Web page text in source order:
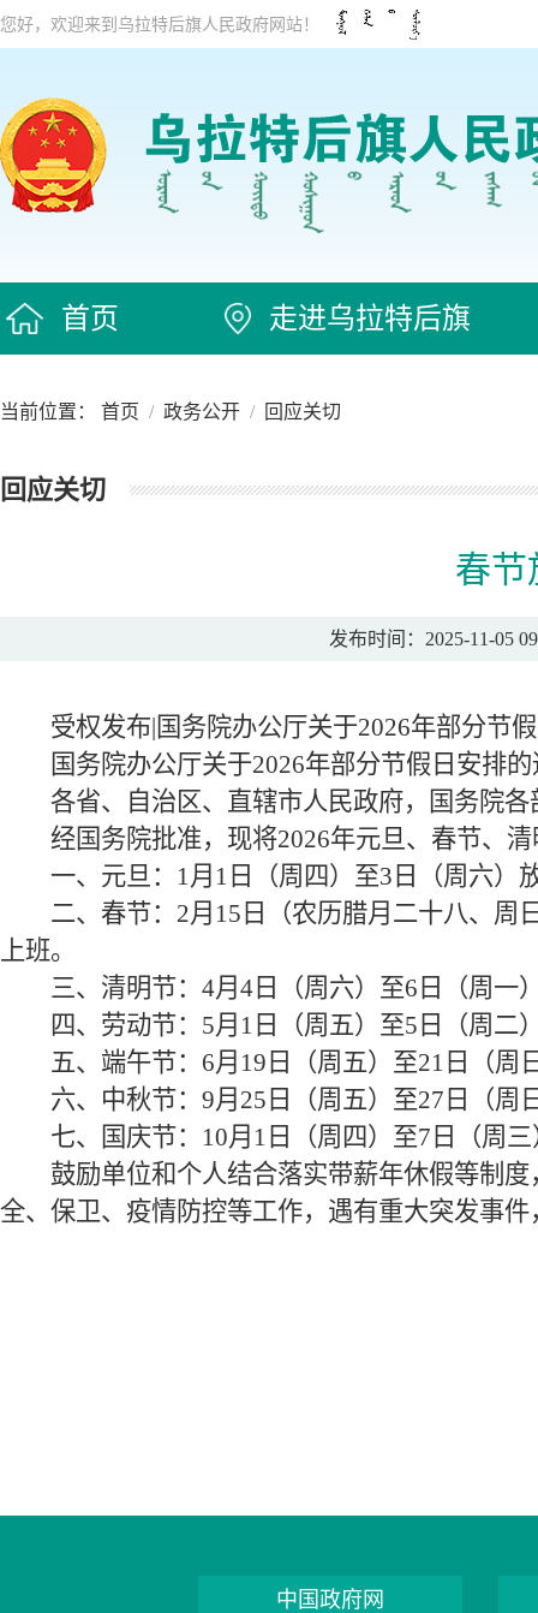
您好，欢迎来到乌拉特后旗人民政府网站！
首页 走进乌拉特后旗
当前位置： 首页 / 政务公开 / 回应关切
回应关切
春节
发布时间：2025-11-05
受权发布|国务院办公厅关于2026年部分节
国务院办公厅关于2026年部分节假日安排的
各省、自治区、直辖市人民政府，国务院各
经国务院批准，现将2026年元旦、春节、清
一、元旦：1月1日（周四）至3日（周六）
二、春节：2月15日（农历腊月二十八、周日
上班。
三、清明节：4月4日（周六）至6日（周一
四、劳动节：5月1日（周五）至5日（周二
五、端午节：6月19日（周五）至21日（周
六、中秋节：9月25日（周五）至27日（周
七、国庆节：10月1日（周四）至7日（周三
鼓励单位和个人结合落实带薪年休假等制度
全、保卫、疫情防控等工作，遇有重大突发事
中国政府网